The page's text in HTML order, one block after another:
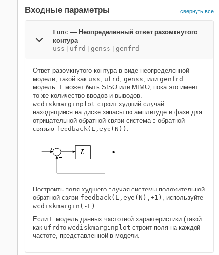
Входные параметры свернуть все
Lunc — Неопределенный ответ разомкнутого
контура
uss
ufrd genss genfrd
Ответ разомкнутого контура в виде неопределенной
модели, такой как uss, ufrd , genss, или genfrd
модель. L может быть SISO или MIMO, пока это имеет
то же количество вводов и выводов.
wcdiskmarginplot строит худший случай
находящиеся на диске запасы по амплитуде и фазе для
отрицательной обратной связи система с обратной
связью feedback(L,eye(N)) .
Построить поля худшего случая системы положительной
обратной связи feedback(L,eye(N),+1) , используйте
wcdiskmargin(-L) .
Если L модель данных частотной характеристики (такой
как ufrdто wcdiskmarginplot строит поля на каждой
частоте, представленной в модели.